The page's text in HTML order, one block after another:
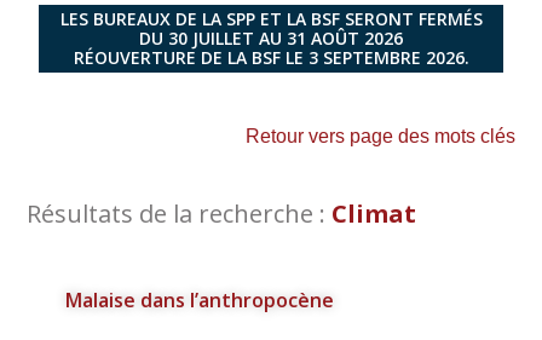
LES BUREAUX DE LA SPP ET LA BSF SERONT FERMÉS
DU 30 JUILLET AU 31 AOÛT 2026
RÉOUVERTURE DE LA BSF LE 3 SEPTEMBRE 2026.
Retour vers page des mots clés
Résultats de la recherche : Climat
Malaise dans l’anthropocène